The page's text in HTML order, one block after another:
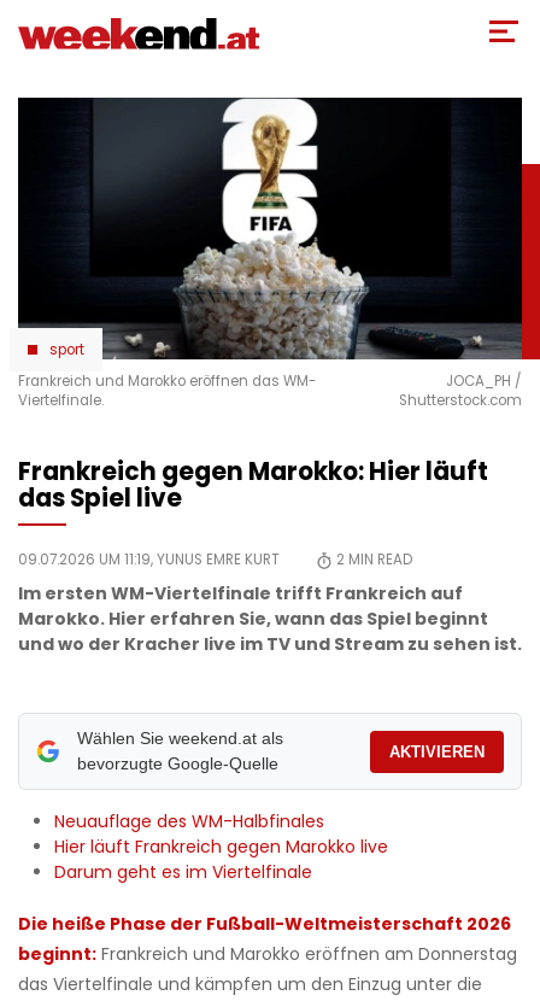
zum
sport
Frankreich und Marokko eröffnen das WM-
Viertelfinale.
JOCA_PH /
Shutterstock.com
Frankreich gegen Marokko: Hier läuft
das Spiel live
09.07.2026 UM 11:19,YUNUS EMRE KURT 2 MIN READ
Im ersten WM-Viertelfinale trifft Frankreich auf
Marokko. Hier erfahren Sie, wann das Spiel beginnt
und wo der Kracher live im TV und Stream zu sehen ist.
Wählen Sie weekend.at als
bevorzugte Google-Quelle
AKTIVIEREN
​Neuauflage des WM-Halbfinales
​Hier läuft Frankreich gegen Marokko live
​Darum geht es im Viertelfinale
Die heiße Phase der Fußball-Weltmeisterschaft 2026
beginnt: Frankreich und Marokko eröffnen am Donnerstag
das Viertelfinale und kämpfen um den Einzug unter die